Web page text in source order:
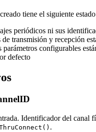
tiene el siguiente
periódicos ni sus
de transmisión y recepción
parámetros configurables
defecto
Identificador del canal
.